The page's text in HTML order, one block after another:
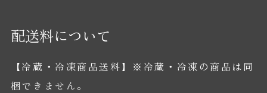
配送料について
【冷蔵・冷凍商品送料】※冷蔵・冷凍の商品は同
梱できません。